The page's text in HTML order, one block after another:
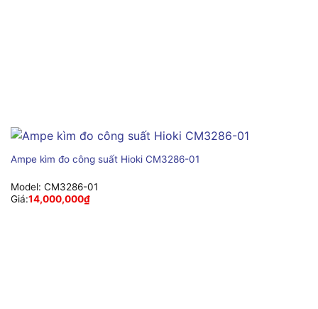
Ampe kìm đo công suất Hioki CM3286-01
Model: CM3286-01
Giá:14,000,000₫